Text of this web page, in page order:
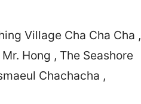
Village Cha Cha Cha ,
Hong , The Seashore
Chachacha ,